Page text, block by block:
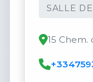
SALLE
15 Chem.